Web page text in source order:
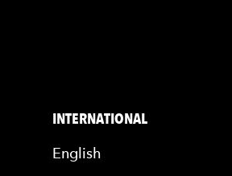
INTERNATIONAL
English